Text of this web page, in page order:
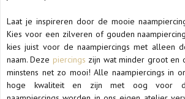
Laat je inspireren door de mooie
Kies voor een zilveren of gouden
kies juist voor de naampiercings met alleen
naam. Deze piercings zijn wat minder groot en
minstens net zo mooi! Alle naampiercings in
hoge kwaliteit en zijn met oog voor